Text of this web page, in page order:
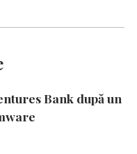
Bank după un